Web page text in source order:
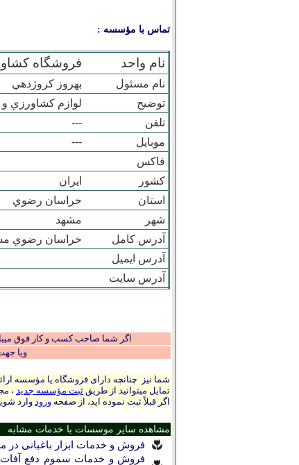
تماس با مؤسسه :
نام واحد فروشگاه
نام مسئول
بهروز کروژدهي
توضیح
لوازم کشاورزي
تلفن
---
موبایل
---
فاکس
کشور
ایران
استان
خراسان رضوي
شهر
مشهد
آدرس کامل
خراسان رضوي مشهد 80/2خ امام هادي بين امام هادي
آدرس ایمیل
آدرس سایت
اگر شما صاحب کسب و کار فوق
ویا
شما نیز چنانچه دارای فروشگاه یا مؤسسه
تمایل میتوانید از طریق ثبت مؤسسه جدید ،
اگر قبلاً ثبت نموده اید، از صفحه ورودوارد
مشاهده سایر موسسات با خدمات مشابه
فروش و خدمات ابزار باغبانی در
فروش و خدمات سموم دفع آفات